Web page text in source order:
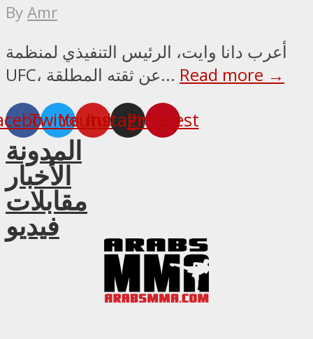
ByAmr
أعرب دانا وايت، الرئيس التنفيذي لمنظمة
UFC، عن ثقته المطلقة... Read more →
TwitterYoutube
Instagram
Pinterest
المدونة
الأخبار
مقابلات
فيديو